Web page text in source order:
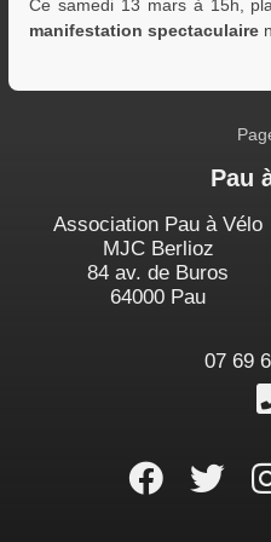
Ce samedi 13 mars à 15h,
manifestation spectaculaire
Pau
Association Pau à Vélo
MJC Berlioz
84 av. de Buros
64000 Pau
07 69
page